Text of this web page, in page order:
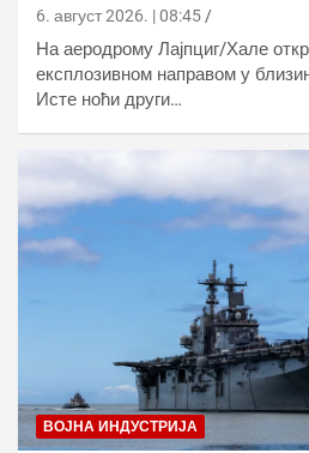
6. август 2026. | 08:45
На аеродрому Лајпциг/Хале
експлозивном направом у
Исте ноћи други…
ВОЈНА ИНДУСТРИЈА